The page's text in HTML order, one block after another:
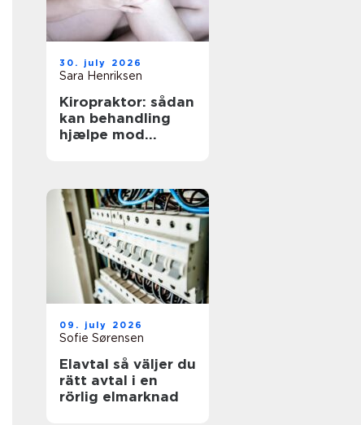
30. july 2026
Sara Henriksen
Kiropraktor: sådan
kan behandling
hjælpe mod
09. july 2026
Sofie Sørensen
Elavtal så väljer du
rätt avtal i en
rörlig elmarknad